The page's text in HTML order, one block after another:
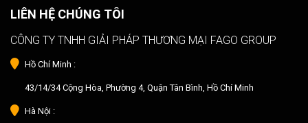
LIÊN HỆ CHÚNG TÔI
CÔNG TY TNHH GIẢI PHÁP THƯƠNG MẠI FAGO GROUP
Hồ Chí Minh :
43/14/34 Cộng Hòa, Phường 4, Quận Tân Bình, Hồ Chí Minh
Hà Nội :